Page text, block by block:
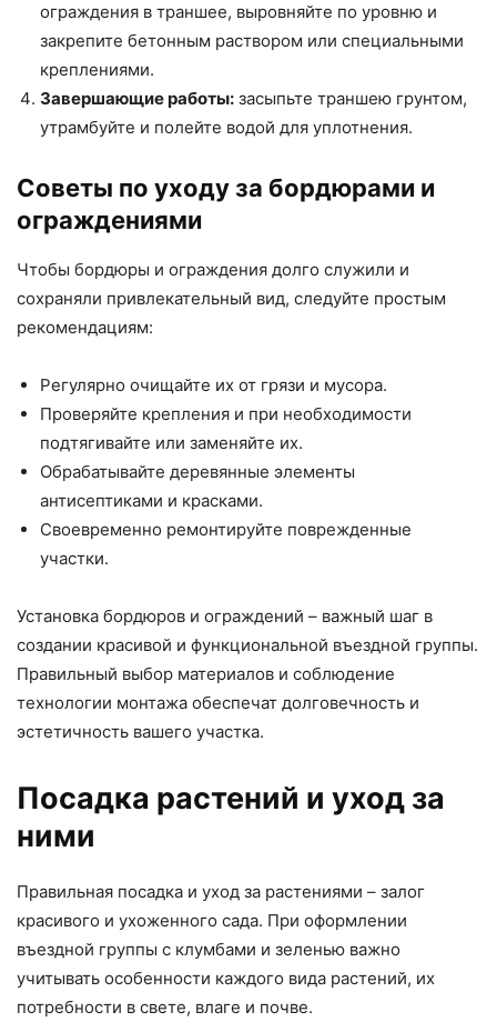
ограждения в траншее, выровняйте по уровню и
закрепите бетонным раствором или специальными
креплениями.
Завершающие работы: засыпьте траншею грунтом,
утрамбуйте и полейте водой для уплотнения.
Советы по уходу за бордюрами и
ограждениями
Чтобы бордюры и ограждения долго служили и
сохраняли привлекательный вид, следуйте простым
рекомендациям:
Регулярно очищайте их от грязи и мусора.
Проверяйте крепления и при необходимости
подтягивайте или заменяйте их.
Обрабатывайте деревянные элементы
антисептиками и красками.
Своевременно ремонтируйте поврежденные
участки.
Установка бордюров и ограждений – важный шаг в
создании красивой и функциональной въездной группы.
Правильный выбор материалов и соблюдение
технологии монтажа обеспечат долговечность и
эстетичность вашего участка.
Посадка растений и уход за
ними
Правильная посадка и уход за растениями – залог
красивого и ухоженного сада. При оформлении
въездной группы с клумбами и зеленью важно
учитывать особенности каждого вида растений, их
потребности в свете, влаге и почве.